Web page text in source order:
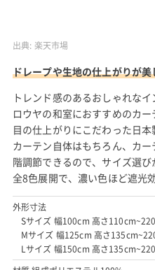
出典: 楽天市場
ドレープや生地の仕上がりが
トレンド感のあるおしゃれなイ
ロウヤの和室におすすめのカ
目の仕上がりにこだわった日本
カーテン自体はもちろん、カ
階調節できるので、サイズ選び
全8色展開で、濃い色ほど遮光
外形寸法
Sサイズ 幅100cm 高さ
Mサイズ 幅125cm 高さ
Lサイズ 幅150cm 高さ